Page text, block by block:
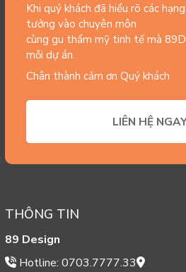
Khi quý khách đã hiểu rõ các
tưởng vào chuyên môn
cùng gu thẩm mỹ tinh tế mà
mỗi dự án.
Chân thành cảm ơn Quý khách
LIÊN HỆ
THÔNG TIN
89 Design
Hotline: 0703.7777.33